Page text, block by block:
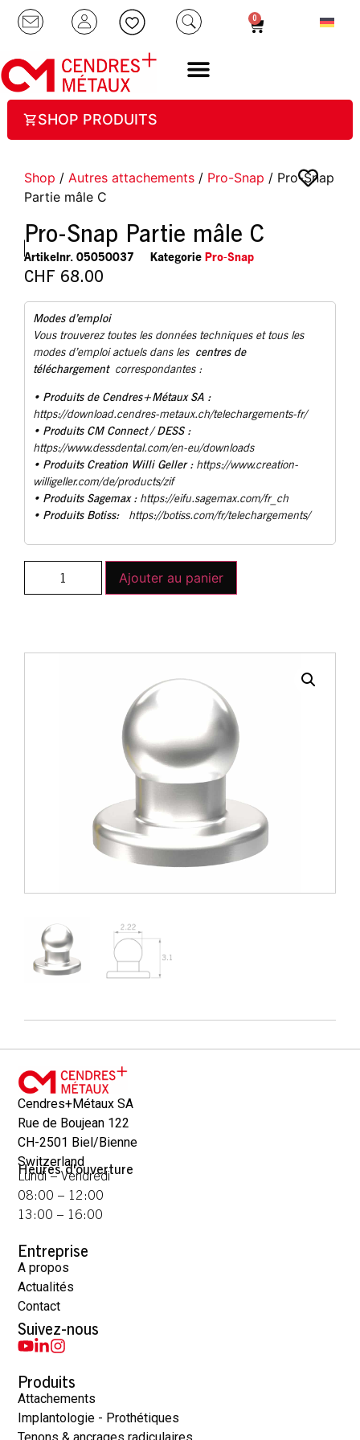
0
SHOP PRODUITS
Shop / Autres attachements / Pro-Snap / Pro-Snap
Partie mâle C
Pro-Snap Partie mâle C
Artikelnr. 05050037 Kategorie Pro-Snap
CHF 68.00
Modes d’emploi
Vous trouverez toutes les données techniques et tous les
modes d’emploi actuels dans les centres de
téléchargementcorrespondantes :
• Produits de Cendres+Métaux SA :
https://download.cendres-metaux.ch/telechargements-fr/
• Produits CM Connect / DESS :
https://www.dessdental.com/en-eu/downloads
• Produits Creation Willi Geller : https://www.creation-
willigeller.com/de/products/zif
• Produits Sagemax : https://eifu.sagemax.com/fr_ch
• Produits Botiss: https://botiss.com/fr/telechargements/
Ajouter au panier
Cendres+Métaux SA
Rue de Boujean 122
CH-2501 Biel/Bienne
Switzerland
Heures d'ouverture
Lundi – Vendredi
08:00 – 12:00
13:00 – 16:00
Entreprise
A propos
Actualités
Contact
Suivez-nous
Produits
Attachements
Implantologie - Prothétiques